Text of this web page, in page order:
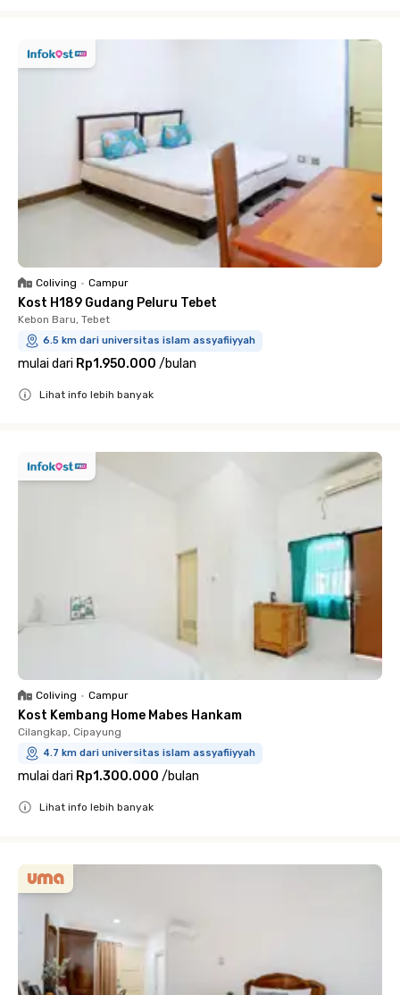
Coliving • Campur
Kost H189 Gudang Peluru Tebet
Kebon Baru, Tebet
6.5 km dari universitas islam assyafiiyyah
mulai dari Rp1.950.000 /bulan
Lihat info lebih banyak
Coliving • Campur
Kost Kembang Home Mabes Hankam
Cilangkap, Cipayung
4.7 km dari universitas islam assyafiiyyah
mulai dari Rp1.300.000 /bulan
Lihat info lebih banyak